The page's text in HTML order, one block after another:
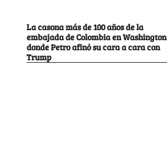
La casona más de 100 años de la
embajada de Colombia en Washington
donde Petro afinó su cara a cara con
Trump